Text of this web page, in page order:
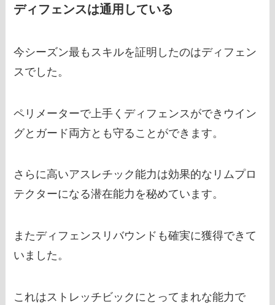
ディフェンスは通用している
今シーズン最もスキルを証明したのはディフェン
スでした。
ペリメーターで上手くディフェンスができウイン
グとガード両方とも守ることができます。
さらに高いアスレチック能力は効果的なリムプロ
テクターになる潜在能力を秘めています。
またディフェンスリバウンドも確実に獲得できて
いました。
これはストレッチビックにとってまれな能力で